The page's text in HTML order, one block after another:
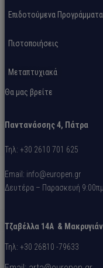
Επιδοτούμενα Προγράμματα
Πιστοποιήσεις
Μεταπτυχιακά
Θα μας βρείτε
Παντανάσσης 4, Πάτρα
Τηλ: +30 2610 701 625
Email: info@europen.gr
Δευτέρα – Παρασκευή
Τζαβέλλα 14A &
Τηλ: +30 26810 -79633